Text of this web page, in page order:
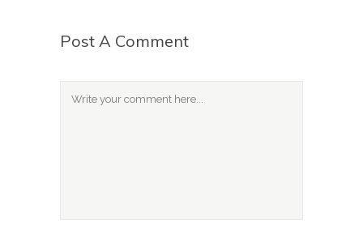
Post A Comment